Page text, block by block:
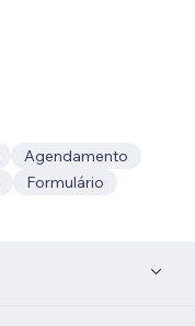
Agendamento
Formulário